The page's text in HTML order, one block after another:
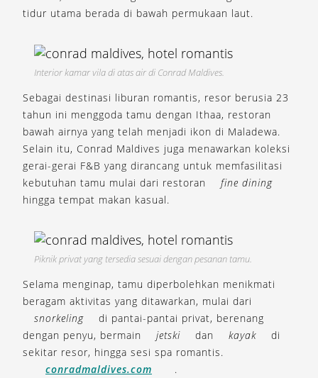
tidur utama berada di bawah permukaan laut.
Interior kamar vila di atas air di Conrad Maldives.
Sebagai destinasi liburan romantis, resor berusia 23
tahun ini menggoda tamu dengan Ithaa, restoran
bawah airnya yang telah menjadi ikon di Maladewa.
Selain itu, Conrad Maldives juga menawarkan koleksi
gerai-gerai F&B yang dirancang untuk memfasilitasi
kebutuhan tamu mulai dari restoran
fine dining
hingga tempat makan kasual.
Piknik privat yang tersedia sesuai dengan pesanan tamu.
Selama menginap, tamu diperbolehkan menikmati
beragam aktivitas yang ditawarkan, mulai dari
snorkeling
di pantai-pantai privat, berenang
dengan penyu, bermain
jetski dan kayak
di
sekitar resor, hingga sesi spa romantis.
conradmaldives.com
.